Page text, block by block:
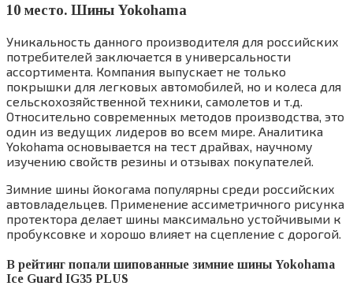
10 место. Шины Yokohama
Уникальность данного производителя для российских
потребителей заключается в универсальности
ассортимента. Компания выпускает не только
покрышки для легковых автомобилей, но и колеса для
сельскохозяйственной техники, самолетов и т.д.
Относительно современных методов производства, это
один из ведущих лидеров во всем мире. Аналитика
Yokohama основывается на тест драйвах, научному
изучению свойств резины и отзывах покупателей.
Зимние шины йокогама популярны среди российских
автовладельцев. Применение ассиметричного рисунка
протектора делает шины максимально устойчивыми к
пробуксовке и хорошо влияет на сцепление с дорогой.
В рейтинг попали шипованные зимние шины Yokohama
Ice Guard IG35 PLUS